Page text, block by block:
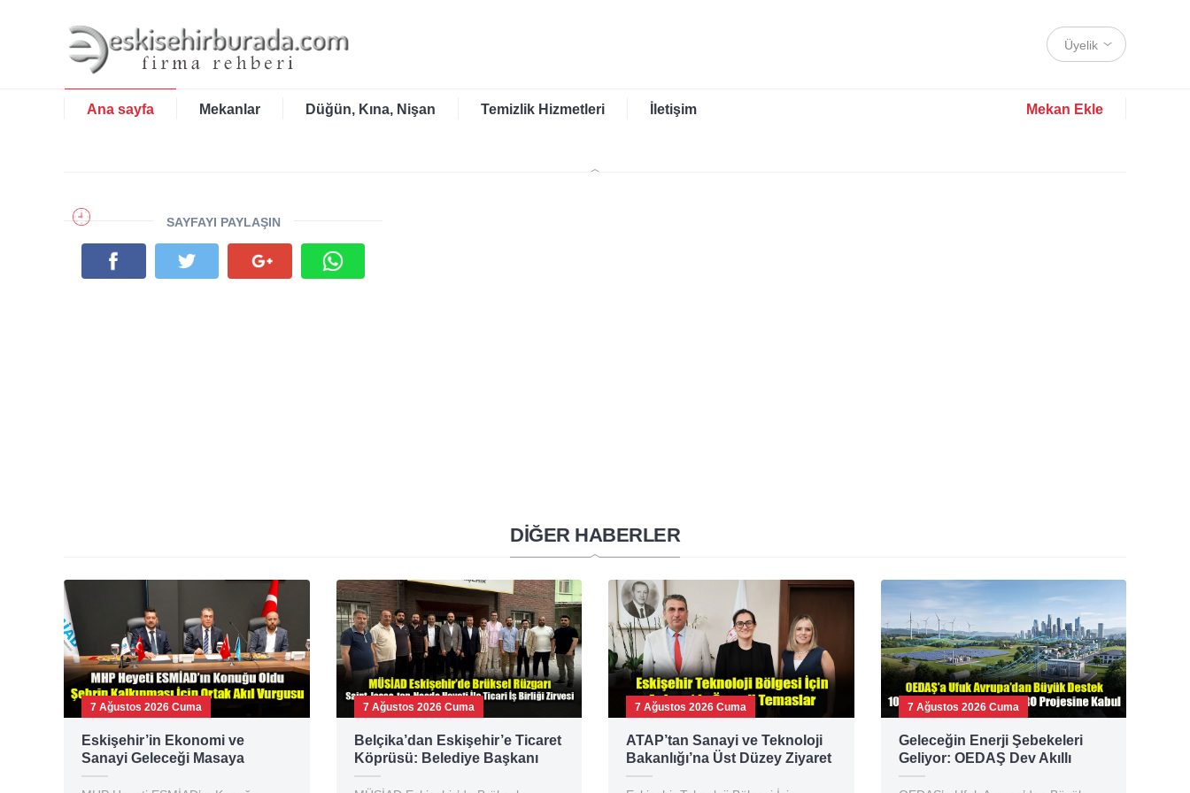
Üyelik
Ana sayfa Mekanlar Düğün, Kına, Nişan Temizlik Hizmetleri İletişim Mekan Ekle
SAYFAYI PAYLAŞIN
DİĞER HABERLER
7 Ağustos 2026 Cuma
Eskişehir’in Ekonomi ve
Sanayi Geleceği Masaya
Yatırıldı: ESMİAD ile MHP
7 Ağustos 2026 Cuma
Belçika’dan Eskişehir’e Ticaret
Köprüsü: Belediye Başkanı
Emir Kır MÜSİAD’ı Ziyaret Etti
7 Ağustos 2026 Cuma
ATAP’tan Sanayi ve Teknoloji
Bakanlığı’na Üst Düzey Ziyaret
7 Ağustos 2026 Cuma
Geleceğin Enerji Şebekeleri
Geliyor: OEDAŞ Dev Akıllı
Şebeke Konsorsiyumunda